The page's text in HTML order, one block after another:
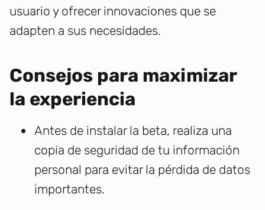
usuario y ofrecer innovaciones que se
adapten a sus necesidades.
Consejos para maximizar
la experiencia
Antes de instalar la beta, realiza una
copia de seguridad de tu información
personal para evitar la pérdida de datos
importantes.